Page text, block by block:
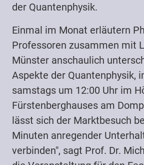
der Quantenphysik.
Einmal im Monat erläutern
Professoren zusammen mit
Münster anschaulich
Aspekte der Quantenphysik,
samstags um 12:00 Uhr im
Fürstenberghauses am
lässt sich der Marktbesuch
Minuten anregender
verbinden", sagt Prof. Dr.